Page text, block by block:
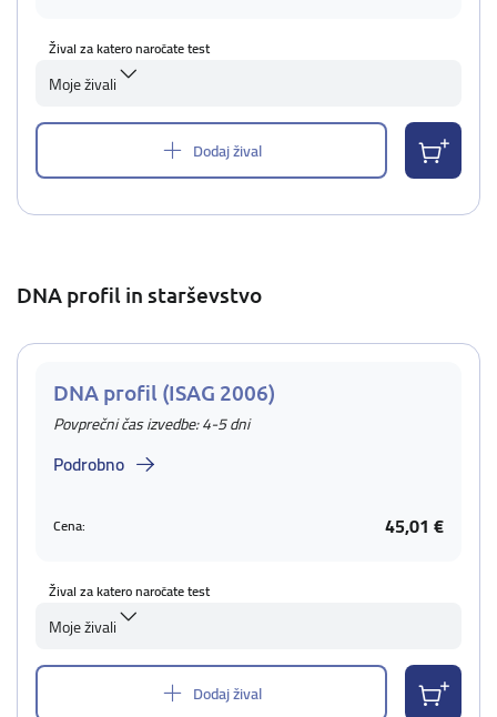
Žival za katero naročate test
Moje živali
Dodaj žival
DNA profil in starševstvo
DNA profil (ISAG 2006)
Povprečni čas izvedbe: 4-5 dni
Podrobno
Cena: 45,01 €
Žival za katero naročate test
Moje živali
Dodaj žival